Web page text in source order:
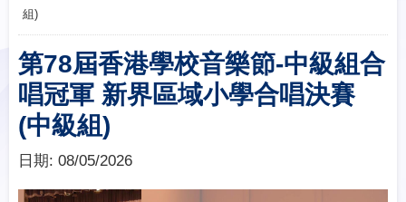
組)
第78屆香港學校音樂節-中級組合
唱冠軍 新界區域小學合唱決賽
(中級組)
日期: 08/05/2026